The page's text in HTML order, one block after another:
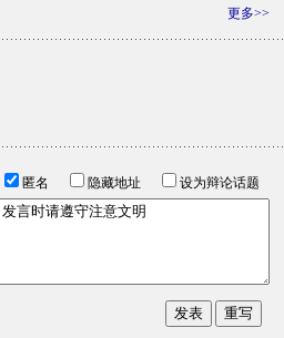
更多>>
匿名 隐藏地址 设为辩论话题